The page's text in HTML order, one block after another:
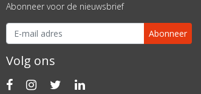
Abonneer voor de nieuwsbrief
Abonneer
Volg ons